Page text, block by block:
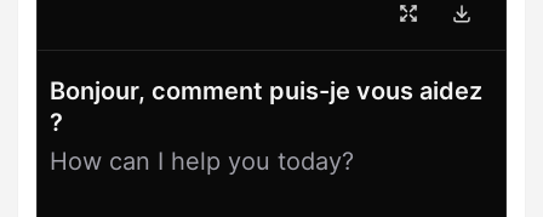
Bonjour, comment puis-je vous aidez
?
How can I help you today?